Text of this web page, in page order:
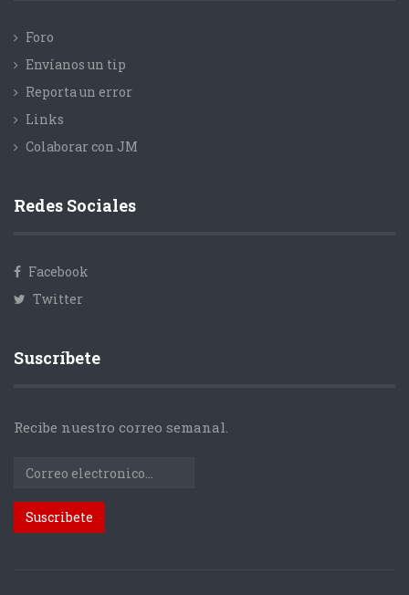
Foro
Envíanos un tip
Reporta un error
Links
Colaborar con JM
Redes Sociales
Facebook
Twitter
Suscríbete
Recibe nuestro correo semanal.